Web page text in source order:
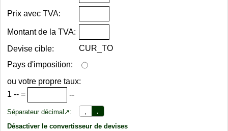
Prix avec TVA:
Montant de la TVA:
Devise cible:
CUR_TO
Pays d'imposition:
ou votre propre taux:
1 -- = --
Séparateur décimal↗: .
Désactiver le convertisseur de devises